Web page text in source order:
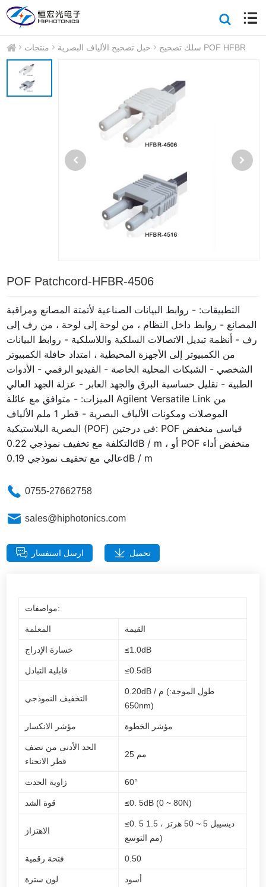
منتجات حبل تصحيح الألياف البصرية سلك تصحيح POF HFBR
POF Patchcord-HFBR-4506
التطبيقات: - روابط البيانات الصناعية لأتمتة المصانع ومراقبة
المصانع - روابط داخل النظام ، من لوحة إلى لوحة ، من رف إلى
رف - أنظمة تبديل الاتصالات السلكية واللاسلكية - روابط البيانات
من الكمبيوتر إلى الأجهزة المحيطية ، امتداد حافلة الكمبيوتر
الشخصي - الشبكات المحلية الخاصة - الفيديو الرقمي - الأدوات
الطبية - تقليل حساسية البرق والجهد العابر - عزلة الجهد العالي
الميزات: - متوافق مع عائلة Agilent Versatile Link من
الموصلات ومكونات الألياف البصرية - قطر 1 ملم الألياف
البصرية البلاستيكية (POF) في درجتين: POF قياسي منخفض
التكلفة مع تخفيف نموذجي 0.22dB / m ، أو POF منخفض أداء
عالي مع تخفيف نموذجي 0.19dB / m
0755-27662758
sales@hiphotonics.com
ارسل استفسار تحميل
مواصفات:
المعلمة القيمة
خسارة الإدراج ≤1.0dB
قابلية التبادل ≤0.5dB
التخفيف النموذجي
0.20dB / م (طول الموجة:
650nm)
مؤشر الانكسار مؤشر الخطوة
الحد الأدنى من نصف
قطر الانحناء
25 مم
زاوية الحدث 60°
قوة الشد ≤0. 5dB (0 ~ 80N)
الاهتزاز
≤0. 5 ديسيبل 5 ~ 50 هرتز ، 1.5
مم التوسع)
فتحة رقمية 0.50
لون سترة أسود